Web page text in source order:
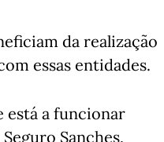
da realização
essas entidades.
está a funcionar
Sanches,